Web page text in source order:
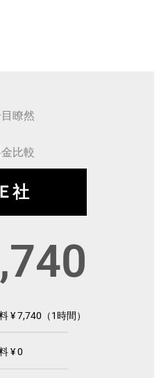
瞭然
比較
Ｅ社
¥ 7,740（1時間）
¥ 0